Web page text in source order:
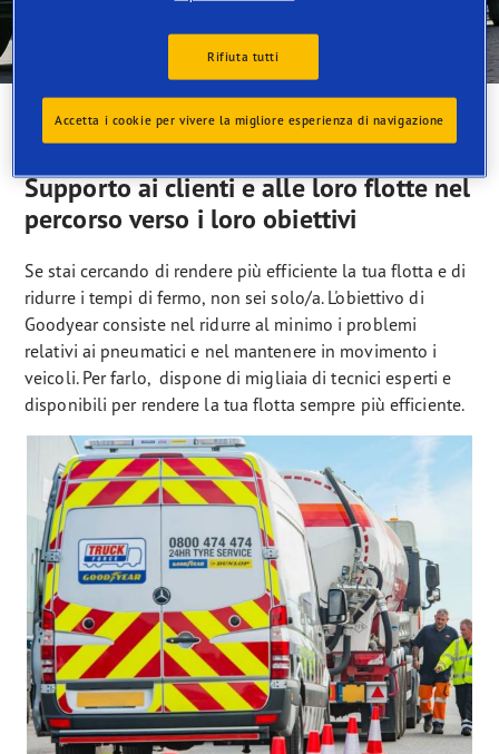
Supporto ai clienti e alle loro flotte nel
percorso verso i loro obiettivi
Se stai cercando di rendere più efficiente la tua flotta e di
ridurre i tempi di fermo, non sei solo/a. L'obiettivo di
Goodyear consiste nel ridurre al minimo i problemi
relativi ai pneumatici e nel mantenere in movimento i
veicoli. Per farlo, dispone di migliaia di tecnici esperti e
disponibili per rendere la tua flotta sempre più efficiente.
Rifiuta tutti
Accetta i cookie per vivere la migliore esperienza di navigazione